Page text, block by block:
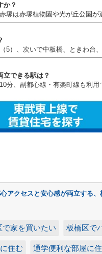
か？
塚は赤塚植物園や光が丘公園
5）、次いで中板橋、ときわ台
立できる駅は？
分、副都心線・有楽町線も利
アクセスと安心感が両立する、
で家を買いたい 板橋区で
住む 通学便利な部屋に